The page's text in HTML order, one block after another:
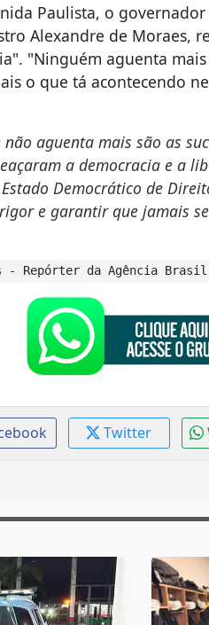
Paulista, o
Alexandre de Moraes,
"Ninguém aguenta
o que tá acontecendo
aguenta mais são as
a democracia e a
Democrático de
e garantir que jamais
- Repórter da Agência
Twitter